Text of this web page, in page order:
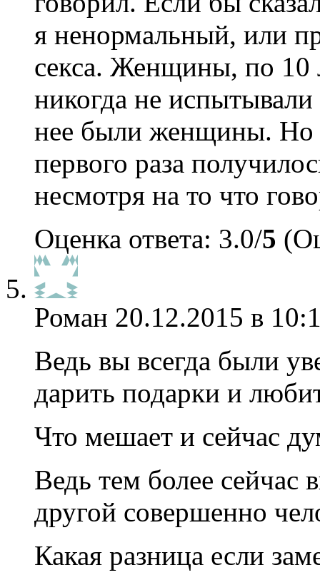
я ненормальный, или
секса. Женщины, по 10
никогда не
нее были женщины. Но
первого раза
несмотря на то что
Оценка ответа: 3.0/5
Роман 20.12.2015 в
Ведь вы всегда были
дарить подарки и
Что мешает и сейчас
Ведь тем более
другой совершенно
Какая разница если